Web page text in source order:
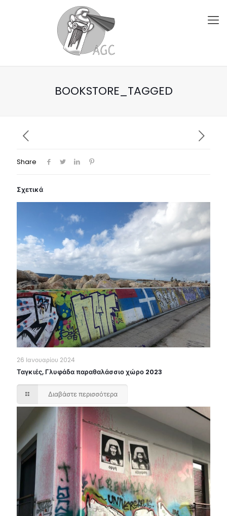
BOOKSTORE_TAGGED
Share
Σχετικά
26 Ιανουαρίου 2024
Ταγκιές, Γλυφάδα παραθαλάσσιο χώρο 2023
Διαβάστε περισσότερα